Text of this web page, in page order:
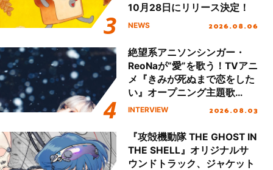
10月28日にリリース決定！
NEWS 2026.08.06
絶望系アニソンシンガー・
ReoNaが“愛”を歌う！TVアニ
メ『きみが死ぬまで恋をした
い』オープニング主題歌
「Amore」インタビュー
INTERVIEW 2026.08.03
『攻殻機動隊 THE GHOST IN
THE SHELL』オリジナルサ
ウンドトラック、ジャケット